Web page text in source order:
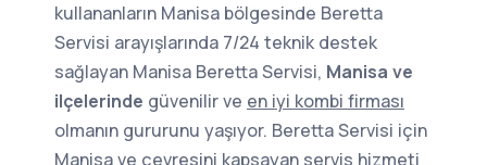
kullananların Manisa bölgesinde Beretta
Servisi arayışlarında 7/24 teknik destek
sağlayan Manisa Beretta Servisi, Manisa ve
ilçelerinde güvenilir ve en iyi kombi firması
olmanın gururunu yaşıyor. Beretta Servisi için
Manisa ve çevresini kapsayan servis hizmeti